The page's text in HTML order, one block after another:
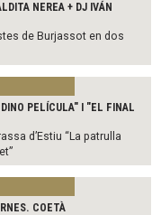
NEREA + DJ IVÁN
de Burjassot en dos
PELÍCULA" I "EL FINAL
d’Estiu “La patrulla
COETÀ